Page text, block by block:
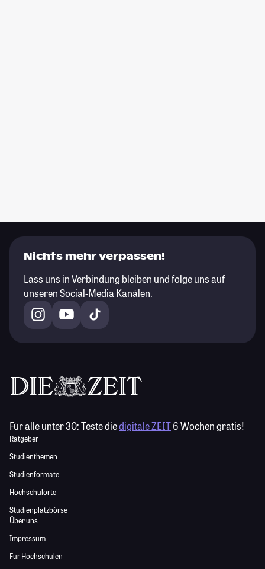
Nichts mehr verpassen!
Lass uns in Verbindung bleiben und folge uns auf
unseren Social-Media Kanälen.
Für alle unter 30:Teste diedigitale ZEIT6 Wochen gratis!
Ratgeber
Studienthemen
Studienformate
Hochschulorte
Studienplatzbörse
Über uns
Impressum
Für Hochschulen